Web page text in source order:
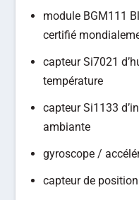
module BGM111
certifié
capteur Si7021
température
capteur Si1133
ambiante
gyroscope /
capteur de position